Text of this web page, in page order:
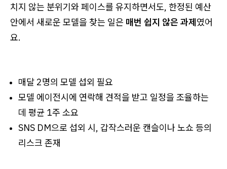
치지 않는 분위기와 페이스를 유지하면서도, 한정된 예산
안에서 새로운 모델을 찾는 일은 매번 쉽지 않은 과제였어
요.
매달 2명의 모델 섭외 필요
모델 에이전시에 연락해 견적을 받고 일정을 조율하는
데 평균 1주 소요
SNS DM으로 섭외 시, 갑작스러운 캔슬이나 노쇼 등의
리스크 존재